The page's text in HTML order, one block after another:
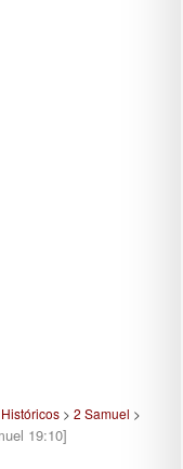
> 2 Samuel >
19:10]